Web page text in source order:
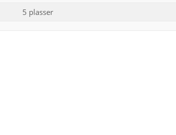
5 plasser